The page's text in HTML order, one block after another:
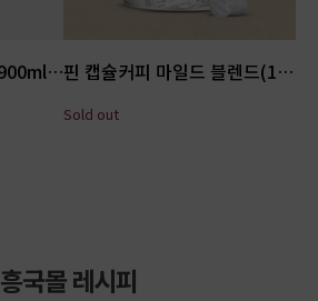
콜드브루 커피베이스 (900ml x 6ea) 핀 캡슐커피 마일드 블렌드(100입)
Sold out
흥국몰 레시피